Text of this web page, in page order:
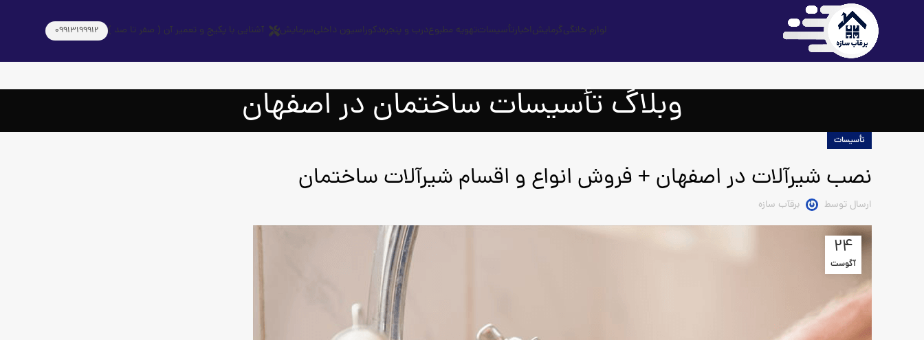
لوازم خانگیگرمایشاخبارتأسیساتتهویه مطبوعدرب و پنجرهدکوراسیون داخلیسرمایش آشنایی با پکیج و تعمیر آن ( صفر تا صد ) 09913199912
وبلاگ تأسیسات ساختمان در اصفهان
تأسیسات
نصب شیرآلات در اصفهان + فروش انواع و اقسام شیرآلات ساختمان
ارسال توسط برقآب سازه
24
آگوست